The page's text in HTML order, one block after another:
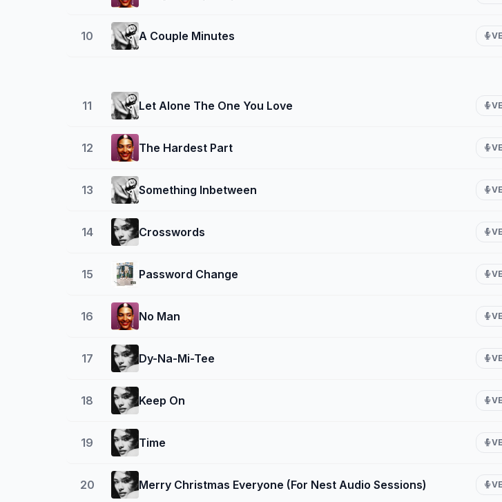
10 A Couple Minutes
11 Let Alone The One You Love
12 The Hardest Part
13 Something Inbetween
14 Crosswords
15 Password Change
16 No Man
17 Dy-Na-Mi-Tee
18 Keep On
19 Time
20 Merry Christmas Everyone (For Nest Audio Sessions)